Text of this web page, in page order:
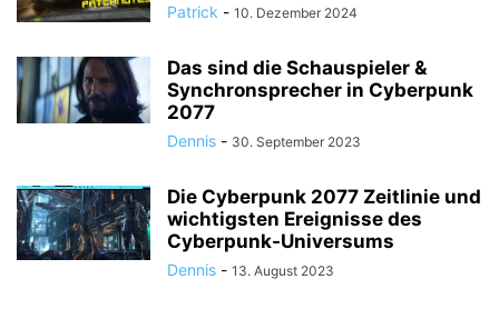
Patrick - 10. Dezember 2024
Das sind die Schauspieler &
Synchronsprecher in Cyberpunk
2077
Dennis - 30. September 2023
Die Cyberpunk 2077 Zeitlinie und
wichtigsten Ereignisse des
Cyberpunk-Universums
Dennis - 13. August 2023